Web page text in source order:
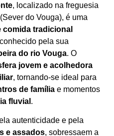
, localizado na freguesia
(Sever do Vouga), é uma
comida tradicional
pela sua
do rio Vouga. O
jovem e acolhedora
, tornando‑se ideal para
de família e momentos
fluvial .
autenticidade e pela
e assados, sobressaem a
Sever do Vouga 3740-